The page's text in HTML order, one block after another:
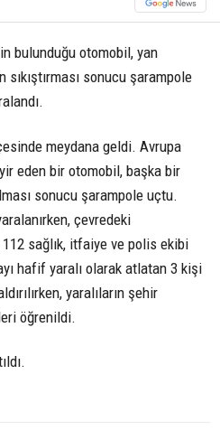
bulunduğu otomobil, yan
sonucu şarampole
meydana geldi. Avrupa
eden bir otomobil, başka bir
sonucu şarampole uçtu.
çevredeki
sağlık, itfaiye ve polis ekibi
hafif yaralı olarak atlatan 3 kişi
yaralıların şehir
öğrenildi.